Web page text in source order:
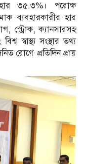
৩৫.৩%। পরোক্ষ
ব্যবহারকারীর হার
স্ট্রোক, ক্যানসারসহ
স্বাস্থ্য সংস্থার তথ্য
রোগে প্রতিদিন প্রায়